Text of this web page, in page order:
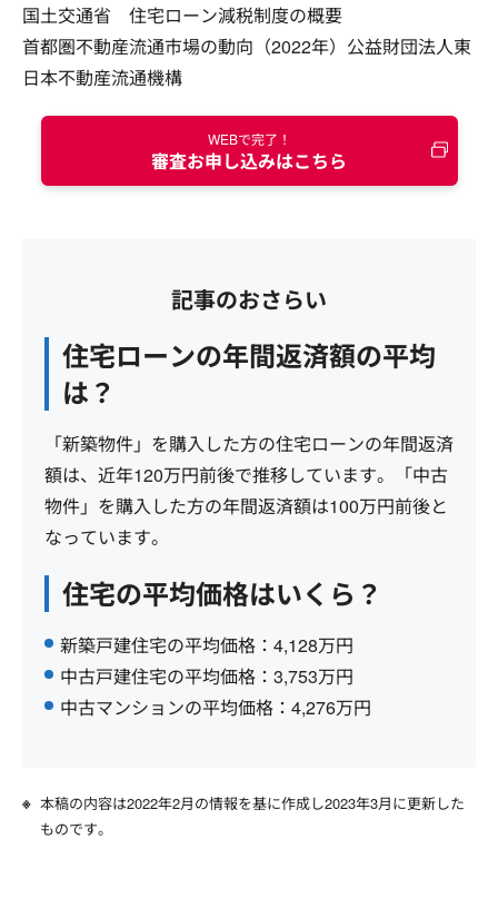
国土交通省 住宅ローン減税制度の概要
首都圏不動産流通市場の動向（2022年）公益財団法人東
日本不動産流通機構
WEBで完了！
審査お申し込みはこちら
記事のおさらい
住宅ローンの年間返済額の平均
は？
「新築物件」を購入した方の住宅ローンの年間返済
額は、近年120万円前後で推移しています。「中古
物件」を購入した方の年間返済額は100万円前後と
なっています。
住宅の平均価格はいくら？
新築戸建住宅の平均価格：4,128万円
中古戸建住宅の平均価格：3,753万円
中古マンションの平均価格：4,276万円
本稿の内容は2022年2月の情報を基に作成し2023年3月に更新した
ものです。